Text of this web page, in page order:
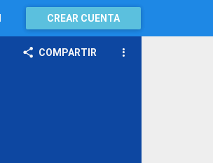
CREAR CUENTA
COMPARTIR